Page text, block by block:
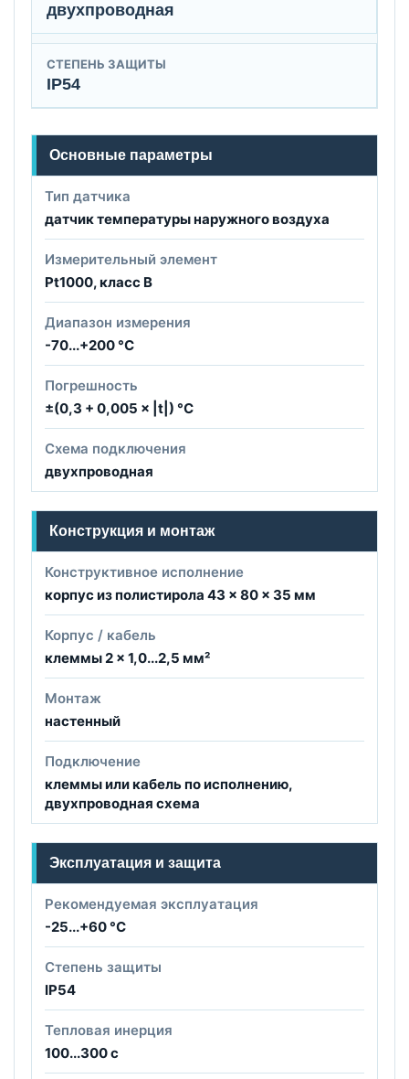
двухпроводная
СТЕПЕНЬ ЗАЩИТЫ
IP54
Основные параметры
Тип датчика
датчик температуры наружного воздуха
Измерительный элемент
Pt1000, класс B
Диапазон измерения
-70...+200 °C
Погрешность
±(0,3 + 0,005 × |t|) °C
Схема подключения
двухпроводная
Конструкция и монтаж
Конструктивное исполнение
корпус из полистирола 43 × 80 × 35 мм
Корпус / кабель
клеммы 2 × 1,0...2,5 мм²
Монтаж
настенный
Подключение
клеммы или кабель по исполнению,
двухпроводная схема
Эксплуатация и защита
Рекомендуемая эксплуатация
-25...+60 °C
Степень защиты
IP54
Тепловая инерция
100...300 с